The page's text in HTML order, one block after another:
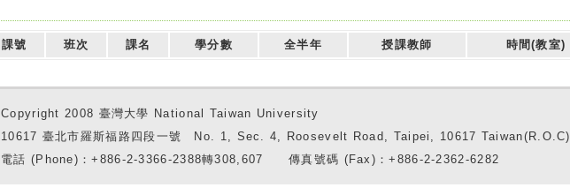
課號 班次 課名 學分數 全半年 授課教師 時間(教室)
Copyright 2008 臺灣大學 National Taiwan University
10617 臺北市羅斯福路四段一號 No. 1, Sec. 4, Roosevelt Road, Taipei, 10617 Taiwan(R.O.C)
電話 (Phone)：+886-2-3366-2388轉308,607 傳真號碼 (Fax)：+886-2-2362-6282